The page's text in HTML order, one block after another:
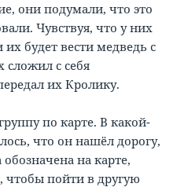
они подумали, что это
Чувствуя, что у них
будет вести медведь с
сложил с себя
их Кролику.
по карте. В какой-
что он нашёл дорогу,
на карте,
чтобы пойти в другую